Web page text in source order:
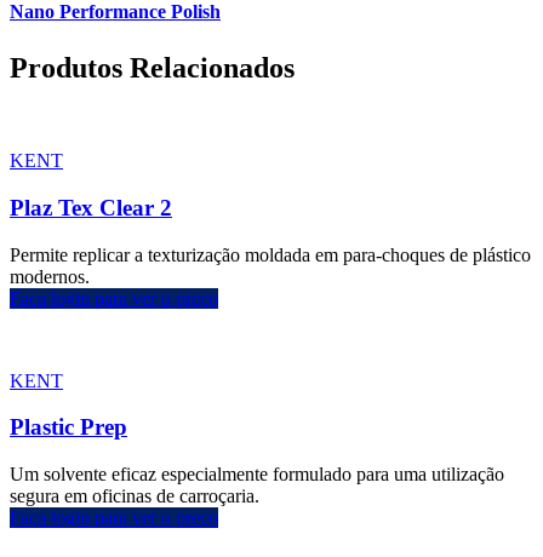
Nano Performance Polish
Produtos Relacionados
KENT
Plaz Tex Clear 2
Permite replicar a texturização moldada em para-choques de plástico
modernos.
Faça login para ver o preço
KENT
Plastic Prep
Um solvente eficaz especialmente formulado para uma utilização
segura em oficinas de carroçaria.
Faça login para ver o preço